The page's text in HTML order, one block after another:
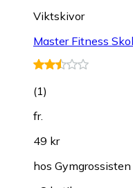
Viktskivor
Master Fitness
(1)
fr.
49 kr
hos Gymgrossisten